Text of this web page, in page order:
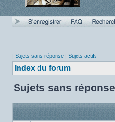
| Sujets sans réponse | Sujets actifs
Index du forum
Sujets sans réponse